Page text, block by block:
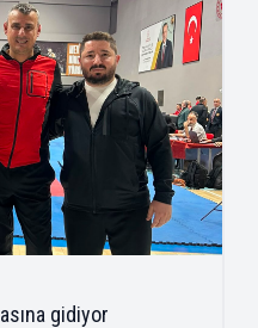
gidiyor